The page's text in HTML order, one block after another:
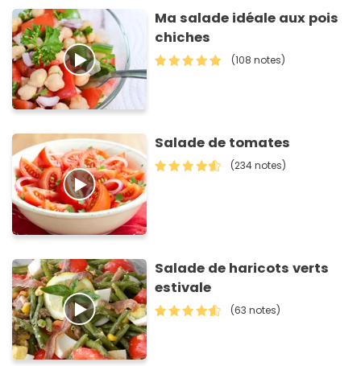
Ma salade idéale aux pois
chiches
(108 notes)
Salade de tomates
(234 notes)
Salade de haricots verts
estivale
(63 notes)